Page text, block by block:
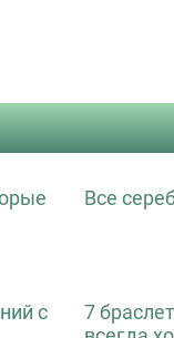
Все
с
7